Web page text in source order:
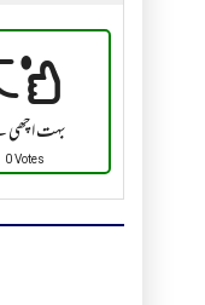
بہت
0 Votes